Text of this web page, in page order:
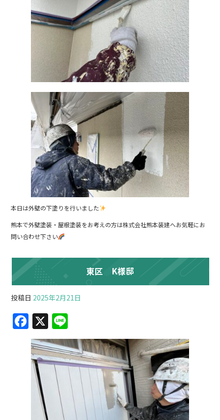
本日は外壁の下塗りを行いました
熊本で外壁塗装・屋根塗装をお考えの方は株式会社熊本装建へお気軽にお
問い合わせ下さい
東区 K様邸
投稿日 2025年2月21日
F
a
c
e
b
X
n
e